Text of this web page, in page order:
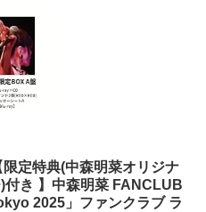
限定特典(中森明菜オリジナ
付き 】中森明菜 FANCLUB
2025」ファンクラブ ラ